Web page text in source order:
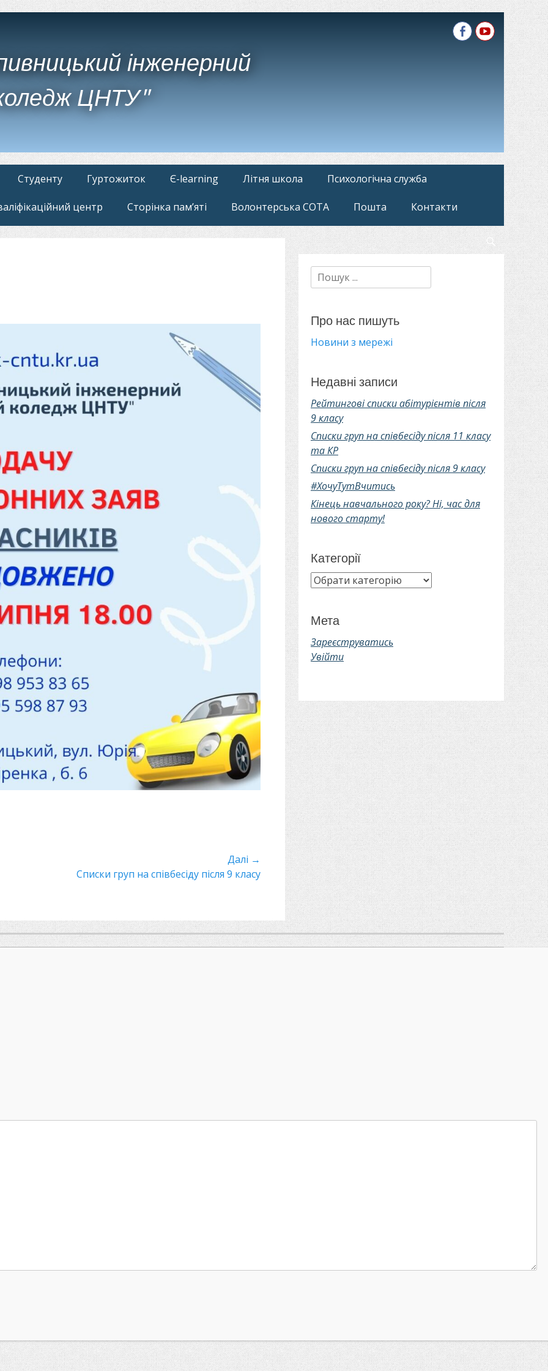
інженерний
ЦНТУ"
FacebookYouTube
Студенту Гуртожиток Є-learning Літня школа Психологічна служба
центр Сторінка пам’яті Волонтерська СОТА Пошта Контакти
Далі →
НаступнийСписки груп на співбесіду після 9 класу
Пошук:
Про нас пишуть
Новини з мережі
Недавні записи
Рейтингові списки абітурієнтів після
9 класу
Списки груп на співбесіду після 11 класу
та КР
Списки груп на співбесіду після 9 класу
#ХочуТутВчитись
Кінець навчального року? Ні, час для
нового старту!
Категорії
Категорії
Мета
Зареєструватись
Увійти